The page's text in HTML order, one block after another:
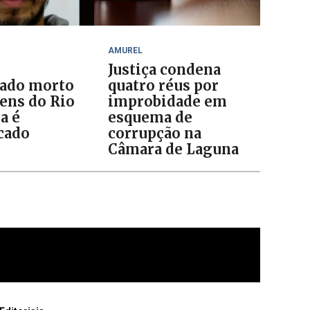
morto
do Rio
é
AMUREL
Justiça condena
quatro réus por
improbidade em
esquema de
corrupção na
Câmara de Laguna